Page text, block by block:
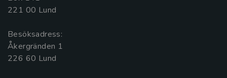
221 00 Lund
Besöksadress:
Åkergränden 1